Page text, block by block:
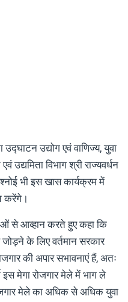
उद्घाटन उद्योग एवं वाणिज्य, युवा
उद्यमिता विभाग श्री राज्यवर्धन
भी इस खास कार्यक्रम में
करेंगे।
से आव्हान करते हुए कहा कि
के लिए वर्तमान सरकार
की अपार सभावनाएं हैं, अतः
मेगा रोजगार मेले में भाग ले
मेले का अधिक से अधिक युवा